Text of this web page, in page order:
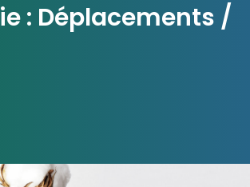
: Déplacements /